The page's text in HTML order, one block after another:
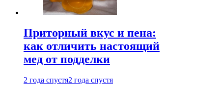
Приторный вкус и пена:
как отличить настоящий
мед от подделки
2 года спустя2 года спустя